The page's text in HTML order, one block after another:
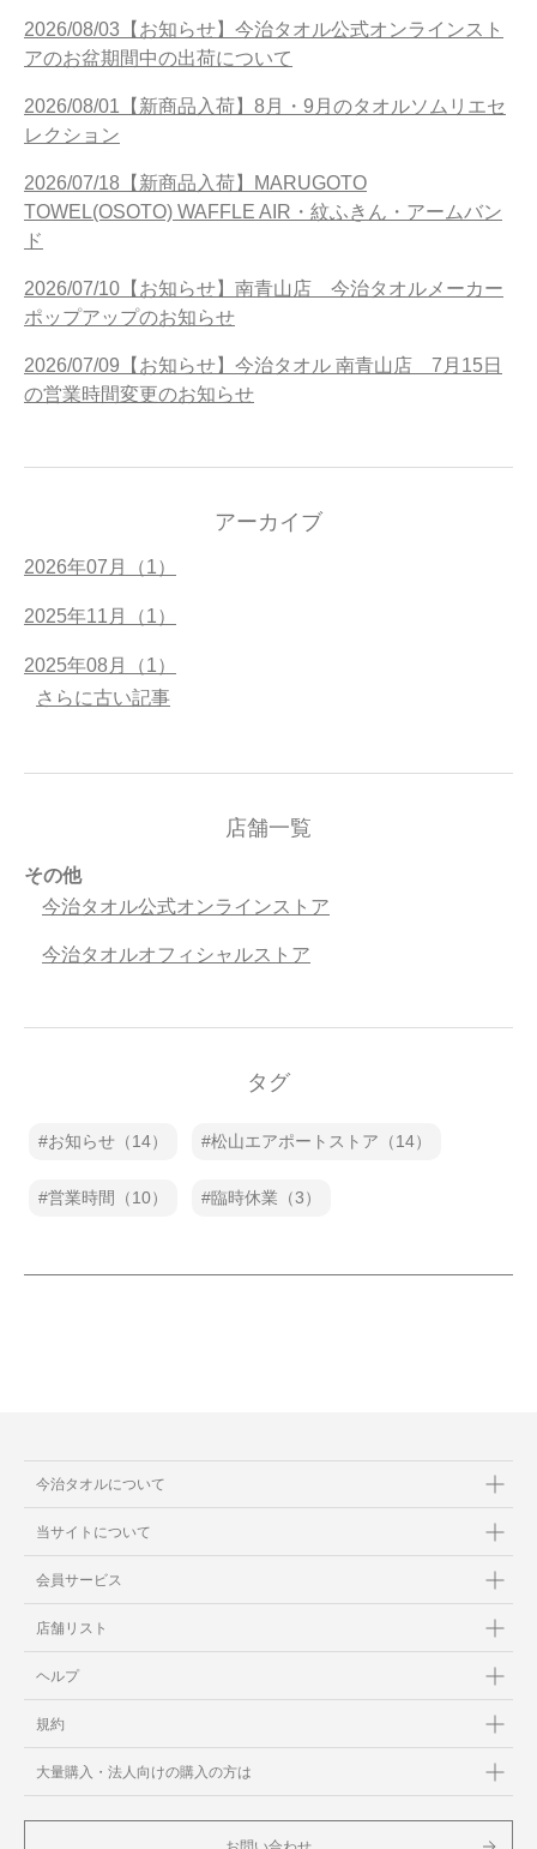
お問い合わせ
2026/08/03【お知らせ】今治タオル公式オンラインスト
アのお盆期間中の出荷について
2026/08/01【新商品入荷】8月・9月のタオルソムリエセ
レクション
2026/07/18【新商品入荷】MARUGOTO
TOWEL(OSOTO) WAFFLE AIR・紋ふきん・アームバン
ド
2026/07/10【お知らせ】南青山店 今治タオルメーカー
ポップアップのお知らせ
2026/07/09【お知らせ】今治タオル 南青山店 7月15日
の営業時間変更のお知らせ
アーカイブ
2026年07月（1）
2025年11月（1）
2025年08月（1）
さらに古い記事
店舗一覧
その他
今治タオル公式オンラインストア
今治タオルオフィシャルストア
タグ
お知らせ（14） 松山エアポートストア（14）
営業時間（10） 臨時休業（3）
今治タオルについて
当サイトについて
会員サービス
店舗リスト
ヘルプ
規約
大量購入・法人向けの購入の方は